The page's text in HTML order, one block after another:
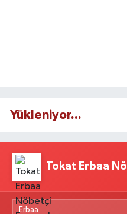
Yükleniyor...
Tokat Erbaa